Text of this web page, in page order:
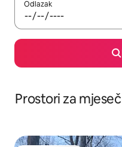
Odlazak
Prostori za